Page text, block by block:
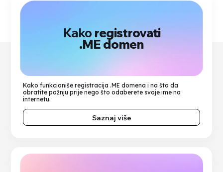
Kako registrovati
.ME domen
Kako funkcioniše registracija .ME domena i na šta da
obratite pažnju prije nego što odaberete svoje ime na
internetu.
Saznaj više